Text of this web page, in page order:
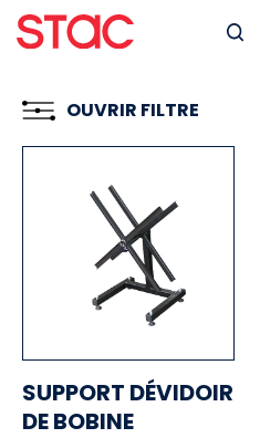
OUVRIR FILTRE
SUPPORT DÉVIDOIR
DE BOBINE